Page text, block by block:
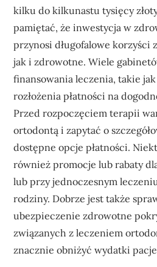
kilku do kilkunastu tysięcy
pamiętać, że inwestycja w
przynosi długofalowe korzyści
jak i zdrowotne. Wiele
finansowania leczenia, takie
rozłożenia płatności na
Przed rozpoczęciem terapii
ortodontą i zapytać o
dostępne opcje płatności.
również promocje lub rabaty
lub przy jednoczesnym
rodziny. Dobrze jest także
ubezpieczenie zdrowotne
związanych z leczeniem
znacznie obniżyć wydatki